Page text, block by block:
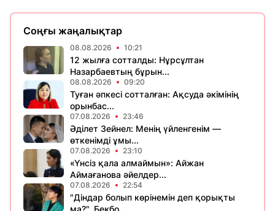
Соңғы жаңалықтар
08.08.2026 10:21
12 жылға сотталды: Нұрсұлтан
Назарбаевтың бұрын...
08.08.2026 09:20
Туған әпкесі сотталған: Ақсуда әкімінің
орынбас...
07.08.2026 23:46
Әділет Зейнел: Менің үйленгенім —
өткенімді ұмы...
07.08.2026 23:10
«Үнсіз қала алмаймын»: Айжан
Аймағанова әйелдер...
07.08.2026 22:54
"Діндар болып көрінемін деп қорықты
ма?". Бекбо...